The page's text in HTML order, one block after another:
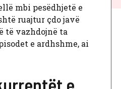
mbi pesëdhjetë e
ruajtur çdo javë
të vazhdojnë ta
e ardhshme, ai
e